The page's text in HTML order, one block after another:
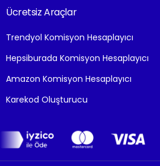
Ücretsiz Araçlar
Trendyol Komisyon Hesaplayıcı
Hepsiburada Komisyon Hesaplayıcı
Amazon Komisyon Hesaplayıcı
Karekod Oluşturucu